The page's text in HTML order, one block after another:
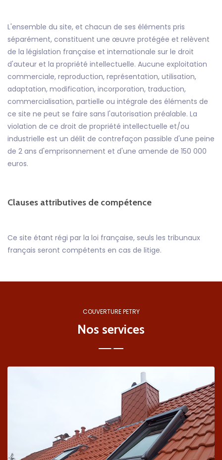
L'ensemble du site, et chacun de ses éléments pris
séparément, constituent une œuvre protégée et relèvent
de la législation française et internationale sur le droit
d'auteur et la propriété intellectuelle. Aucune exploitation
commerciale, reproduction, représentation, utilisation,
adaptation, modification, incorporation, traduction,
commercialisation, partielle ou intégrale des éléments de
ce site ne peut se faire sans l'autorisation préalable. La
violation de ce droit de propriété intellectuelle et/ou
industrielle est un délit de contrefaçon passible d'une peine
de 2 ans d'emprisonnement et d'une amende de 150 000
euros.
Clauses attributives de compétence
Ce site étant régi par la loi française, seuls les tribunaux
français seront compétents en cas de litige.
COUVERTURE PETRY
Nos services